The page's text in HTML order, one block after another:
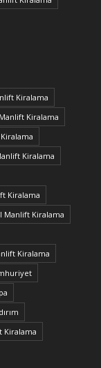
Kiralama
Kiralama
Kiralama
Kiralama
Manlift Kiralama
Kiralama
Kiralama